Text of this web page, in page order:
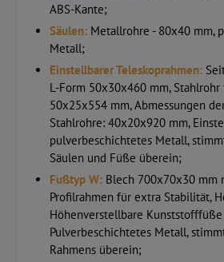
ABS-Kante;
Säulen: Metallrohre - 80x40 mm,
Metall;
Einstellbarer Teleskoprahmen:
L-Form 50x30x460 mm,
50x25x554 mm, Abmessungen
Stahlrohre: 40x20x920 mm,
pulverbeschichtetes Metall,
Säulen und Füße überein;
Fußtyp W: Blech 700x70x30 mm
Profilrahmen für extra Stabilität,
Höhenverstellbare Kunststofffüße
Pulverbeschichtetes Metall,
Rahmens überein;